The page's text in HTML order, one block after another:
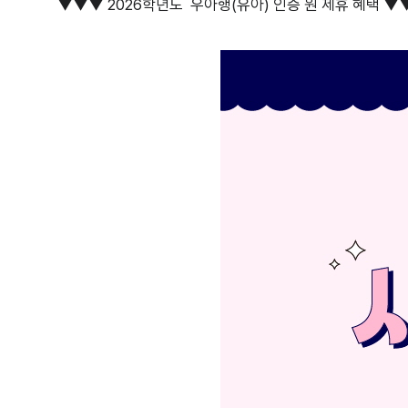
▼▼▼ 2026학년도 우아행(유아) 인증 원 제휴 혜택